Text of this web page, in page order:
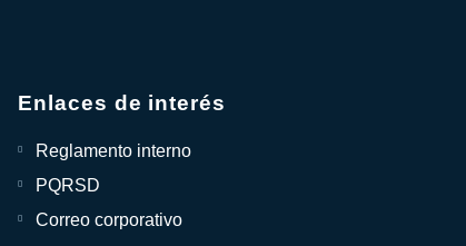
Enlaces de interés
Reglamento interno
PQRSD
Correo corporativo